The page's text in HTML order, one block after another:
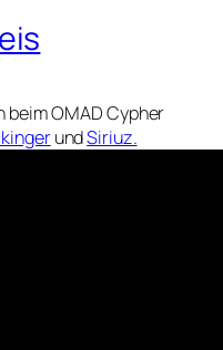
beim OMAD Cypher
undSiriuz.